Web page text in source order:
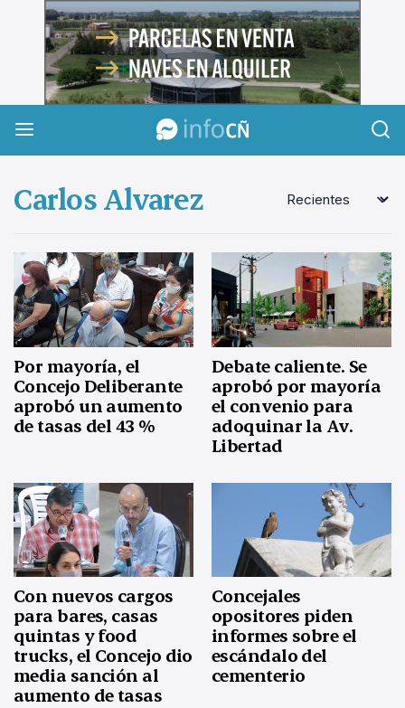
InfoCañuelas
Carlos Alvarez
Por mayoría, el
Concejo Deliberante
aprobó un aumento
de tasas del 43 %
Debate caliente. Se
aprobó por mayoría
el convenio para
adoquinar la Av.
Libertad
Con nuevos cargos
para bares, casas
quintas y food
trucks, el Concejo dio
media sanción al
aumento de tasas
Concejales
opositores piden
informes sobre el
escándalo del
cementerio